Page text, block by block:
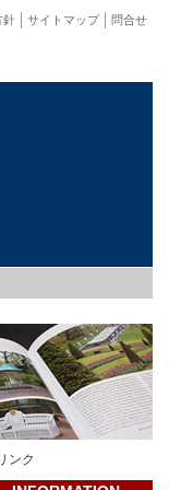
問合せ
サイトマップ
針